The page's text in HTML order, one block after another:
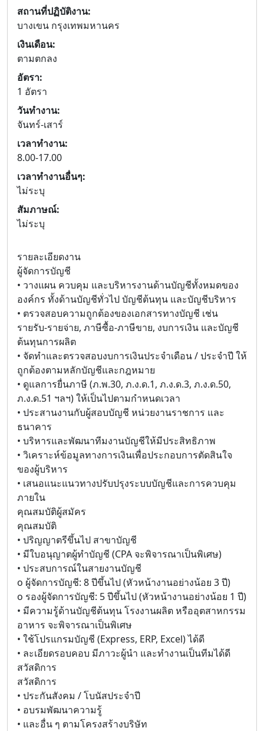
สถานที่ปฏิบัติงาน:
บางเขน กรุงเทพมหานคร
เงินเดือน:
ตามตกลง
อัตรา:
1 อัตรา
วันทำงาน:
จันทร์-เสาร์
เวลาทำงาน:
8.00-17.00
เวลาทำงานอื่นๆ:
ไม่ระบุ
สัมภาษณ์:
ไม่ระบุ
รายละเอียดงาน
ผู้จัดการบัญชี
• วางแผน ควบคุม และบริหารงานด้านบัญชีทั้งหมดของ
องค์กร ทั้งด้านบัญชีทั่วไป บัญชีต้นทุน และบัญชีบริหาร
• ตรวจสอบความถูกต้องของเอกสารทางบัญชี เช่น
รายรับ-รายจ่าย, ภาษีซื้อ-ภาษีขาย, งบการเงิน และบัญชี
ต้นทุนการผลิต
• จัดทำและตรวจสอบงบการเงินประจำเดือน / ประจำปี ให้
ถูกต้องตามหลักบัญชีและกฎหมาย
• ดูแลการยื่นภาษี (ภ.พ.30, ภ.ง.ด.1, ภ.ง.ด.3, ภ.ง.ด.50,
ภ.ง.ด.51 ฯลฯ) ให้เป็นไปตามกำหนดเวลา
• ประสานงานกับผู้สอบบัญชี หน่วยงานราชการ และ
ธนาคาร
• บริหารและพัฒนาทีมงานบัญชีให้มีประสิทธิภาพ
• วิเคราะห์ข้อมูลทางการเงินเพื่อประกอบการตัดสินใจ
ของผู้บริหาร
• เสนอแนะแนวทางปรับปรุงระบบบัญชีและการควบคุม
ภายใน
คุณสมบัติผู้สมัคร
คุณสมบัติ
• ปริญญาตรีขึ้นไป สาขาบัญชี
• มีใบอนุญาตผู้ทำบัญชี (CPA จะพิจารณาเป็นพิเศษ)
• ประสบการณ์ในสายงานบัญชี
o ผู้จัดการบัญชี: 8 ปีขึ้นไป (หัวหน้างานอย่างน้อย 3 ปี)
o รองผู้จัดการบัญชี: 5 ปีขึ้นไป (หัวหน้างานอย่างน้อย 1 ปี)
• มีความรู้ด้านบัญชีต้นทุน โรงงานผลิต หรืออุตสาหกรรม
อาหาร จะพิจารณาเป็นพิเศษ
• ใช้โปรแกรมบัญชี (Express, ERP, Excel) ได้ดี
• ละเอียดรอบคอบ มีภาวะผู้นำ และทำงานเป็นทีมได้ดี
สวัสดิการ
สวัสดิการ
• ประกันสังคม / โบนัสประจำปี
• อบรมพัฒนาความรู้
• และอื่น ๆ ตามโครงสร้างบริษัท